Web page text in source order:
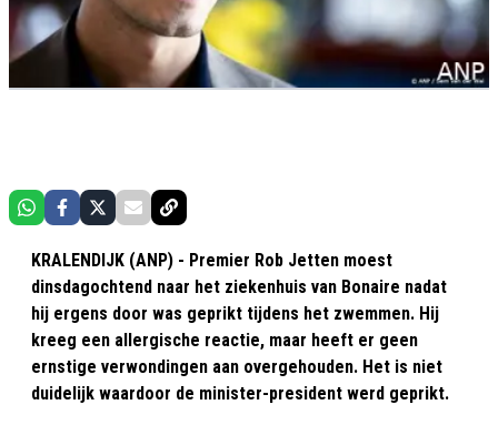
KRALENDIJK (ANP) - Premier Rob Jetten moest
dinsdagochtend naar het ziekenhuis van Bonaire nadat
hij ergens door was geprikt tijdens het zwemmen. Hij
kreeg een allergische reactie, maar heeft er geen
ernstige verwondingen aan overgehouden. Het is niet
duidelijk waardoor de minister-president werd geprikt.